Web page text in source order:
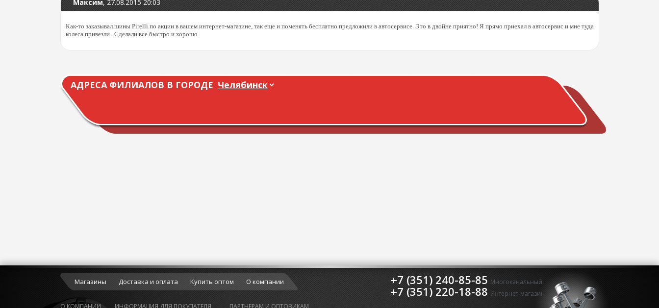
Максим, 27.08.2015 20:03
Как-то заказывал шины Pirelli по акции в вашем интернет-магазине, так еще и поменять бесплатно предложили в автосервисе. Это в двойне приятно! Я прямо приехал в автосервис и мне туда
колеса привезли. Сделали все быстро и хорошо.
АДРЕСА ФИЛИАЛОВ В ГОРОДЕ
Магазины Доставка и оплата Купить оптом О компании +7 (351) 240-85-85 Многоканальный
+7 (351) 220-18-88 Интернет-магазин
О КОМПАНИИ
ИНФОРМАЦИЯ ДЛЯ ПОКУПАТЕЛЯ ПАРТНЕРАМ И ОПТОВИКАМ